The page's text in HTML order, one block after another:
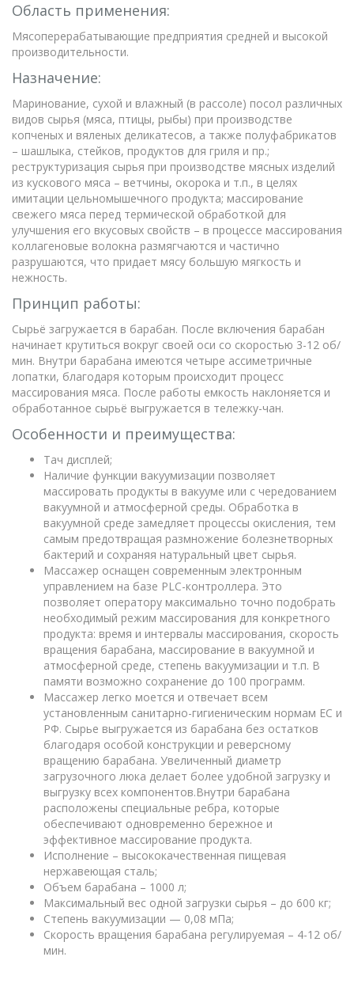
Область применения:
Мясоперерабатывающие предприятия средней и высокой
производительности.
Назначение:
Маринование, сухой и влажный (в рассоле) посол различных
видов сырья (мяса, птицы, рыбы) при производстве
копченых и вяленых деликатесов, а также полуфабрикатов
– шашлыка, стейков, продуктов для гриля и пр.;
реструктуризация сырья при производстве мясных изделий
из кускового мяса – ветчины, окорока и т.п., в целях
имитации цельномышечного продукта; массирование
свежего мяса перед термической обработкой для
улучшения его вкусовых свойств – в процессе массирования
коллагеновые волокна размягчаются и частично
разрушаются, что придает мясу большую мягкость и
нежность.
Принцип работы:
Сырьё загружается в барабан. После включения барабан
начинает крутиться вокруг своей оси со скоростью 3-12 об/
мин. Внутри барабана имеются четыре ассиметричные
лопатки, благодаря которым происходит процесс
массирования мяса. После работы емкость наклоняется и
обработанное сырьё выгружается в тележку-чан.
Особенности и преимущества:
Тач дисплей;
Наличие функции вакуумизации позволяет
массировать продукты в вакууме или с чередованием
вакуумной и атмосферной среды. Обработка в
вакуумной среде замедляет процессы окисления, тем
самым предотвращая размножение болезнетворных
бактерий и сохраняя натуральный цвет сырья.
Массажер оснащен современным электронным
управлением на базе PLC-контроллера. Это
позволяет оператору максимально точно подобрать
необходимый режим массирования для конкретного
продукта: время и интервалы массирования, скорость
вращения барабана, массирование в вакуумной и
атмосферной среде, степень вакуумизации и т.п. В
памяти возможно сохранение до 100 программ.
Массажер легко моется и отвечает всем
установленным санитарно-гигиеническим нормам ЕС и
РФ. Сырье выгружается из барабана без остатков
благодаря особой конструкции и реверсному
вращению барабана. Увеличенный диаметр
загрузочного люка делает более удобной загрузку и
выгрузку всех компонентов.Внутри барабана
расположены специальные ребра, которые
обеспечивают одновременно бережное и
эффективное массирование продукта.
Исполнение – высококачественная пищевая
нержавеющая сталь;
Объем барабана – 1000 л;
Максимальный вес одной загрузки сырья – до 600 кг;
Степень вакуумизации — 0,08 мПа;
Скорость вращения барабана регулируемая – 4-12 об/
мин.